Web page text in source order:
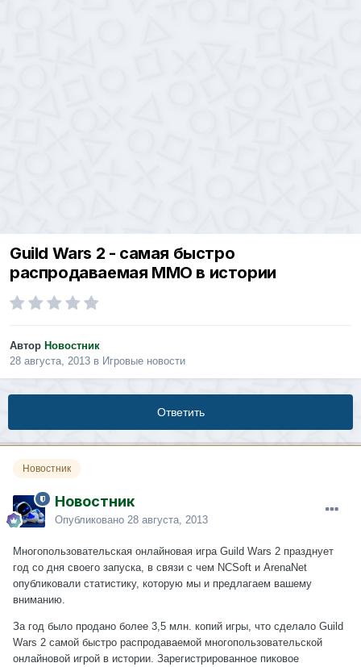
Guild Wars 2 - самая быстро
распродаваемая MMO в истории
Автор Новостник
28 августа, 2013 в Игровые новости
Ответить
Новостник
Новостник
Опубликовано 28 августа, 2013
Многопользовательская онлайновая игра Guild Wars 2 празднует
год со дня своего запуска, в связи с чем NCSoft и ArenaNet
опубликовали статистику, которую мы и предлагаем вашему
вниманию.
За год было продано более 3,5 млн. копий игры, что сделало Guild
Wars 2 самой быстро распродаваемой многопользовательской
онлайновой игрой в истории. Зарегистрированное пиковое